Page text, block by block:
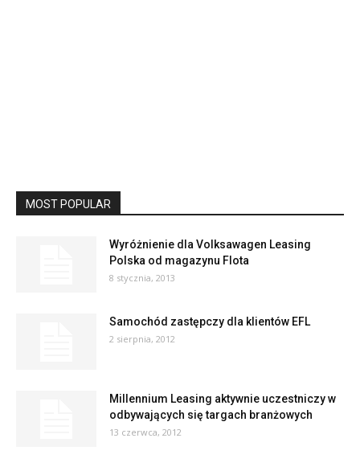
MOST POPULAR
Wyróżnienie dla Volksawagen Leasing
Polska od magazynu Flota
8 stycznia, 2013
Samochód zastępczy dla klientów EFL
2 sierpnia, 2012
Millennium Leasing aktywnie uczestniczy w
odbywających się targach branżowych
13 czerwca, 2012